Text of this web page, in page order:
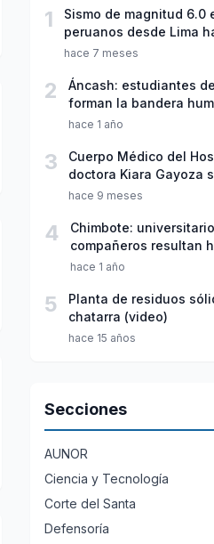
1
Sismo de magnitud 6.0
peruanos desde Lima
hace 7 meses
2
Áncash: estudiantes
forman la bandera
Perú
hace 1 año
3
Cuerpo Médico del
doctora Kiara Gayoza
servicio de Pediatría
hace 9 meses
4
Chimbote:
compañeros resultan
miniván
hace 1 año
5
Planta de residuos
chatarra (video)
hace 15 años
Secciones
AUNOR
Ciencia y Tecnología
Corte del Santa
Defensoría